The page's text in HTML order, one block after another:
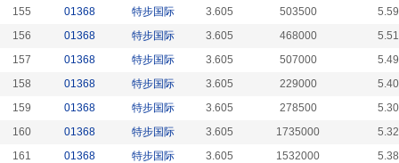
155
01368 特步国际 3.605 503500
156
01368 特步国际 3.605 468000
157
01368 特步国际 3.605 507000
158
01368 特步国际 3.605 229000
159
01368 特步国际 3.605 278500
160
01368 特步国际 3.605 1735000
161
01368 特步国际 3.605 1532000